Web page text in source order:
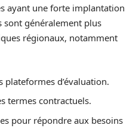
ayant une forte implantation
sont généralement plus
régionaux, notamment
plateformes d’évaluation.
termes contractuels.
pour répondre aux besoins